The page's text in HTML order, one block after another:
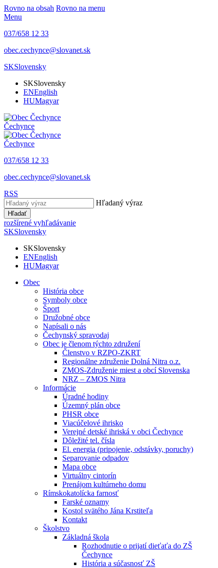
Rovno na obsah Rovno na menu
Menu
037/658 12 33
obec.cechynce@slovanet.sk
SKSlovensky
SKSlovensky
ENEnglish
HUMagyar
Čechynce
Čechynce
037/658 12 33
obec.cechynce@slovanet.sk
RSS
Hľadaný výraz
Hľadať
rozšírené vyhľadávanie
SKSlovensky
SKSlovensky
ENEnglish
HUMagyar
Obec
História obce
Symboly obce
Šport
Družobné obce
Napísali o nás
Čechynský spravodaj
Obec je členom týchto združení
Členstvo v RZPO-ZKRT
Regionálne združenie Dolná Nitra o.z.
ZMOS-Združenie miest a obcí Slovenska
NRZ – ZMOS Nitra
Informácie
Úradné hodiny
Územný plán obce
PHSR obce
Viacúčelové ihrisko
Verejné detské ihriská v obci Čechynce
Dôležité tel. čísla
El. energia (pripojenie, odstávky, poruchy)
Separovanie odpadov
Mapa obce
Virtuálny cintorín
Prenájom kultúrneho domu
Rímskokatolícka farnosť
Farské oznamy
Kostol svätého Jána Krstiteľa
Kontakt
Školstvo
Základná škola
Rozhodnutie o prijatí dieťaťa do ZŠ
Čechynce
História a súčasnosť ZŠ